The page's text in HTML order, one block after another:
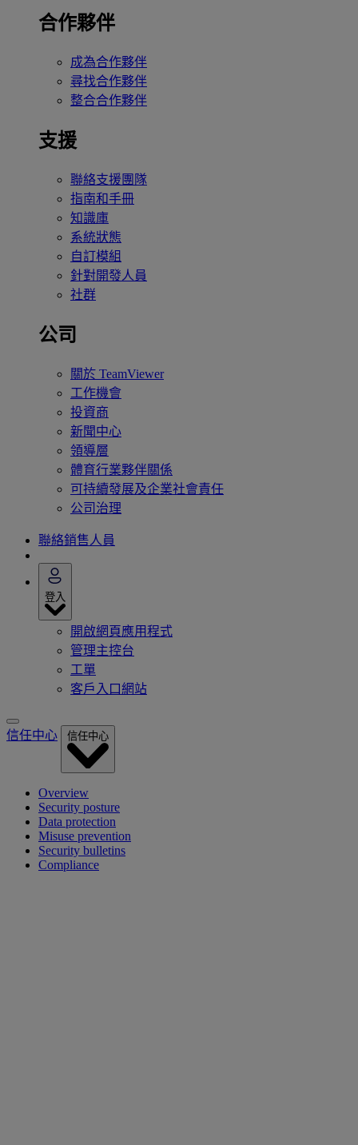
合作夥伴
成為合作夥伴
尋找合作夥伴
整合合作夥伴
支援
聯絡支援團隊
指南和手冊
知識庫
系統狀態
自訂模組
針對開發人員
社群
公司
關於 TeamViewer
工作機會
投資商
新聞中心
領導層
體育行業夥伴關係
可持續發展及企業社會責任
公司治理
聯絡銷售人員
登入
開啟網頁應用程式
管理主控台
工單
客戶入口網站
信任中心 信任中心
Overview
Security posture
Data protection
Misuse prevention
Security bulletins
Compliance